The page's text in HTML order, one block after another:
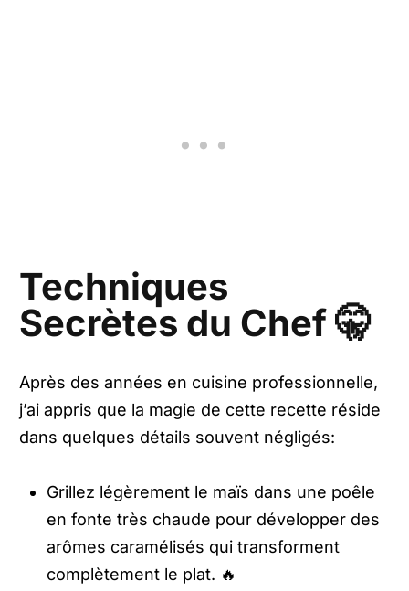
Techniques
Secrètes du Chef 🤫
Après des années en cuisine professionnelle,
j’ai appris que la magie de cette recette réside
dans quelques détails souvent négligés:
Grillez légèrement le maïs dans une poêle
en fonte très chaude pour développer des
arômes caramélisés qui transforment
complètement le plat. 🔥